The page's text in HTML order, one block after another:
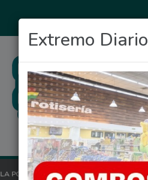
LA POSTA HOY OCIO DEPORTES
Extremo Diario